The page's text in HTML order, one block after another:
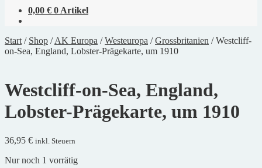
0,00 € 0 Artikel
Start / Shop /AK Europa /Westeuropa /Grossbritanien /Westcliff-
on-Sea, England, Lobster-Prägekarte, um 1910
Westcliff-on-Sea, England,
Lobster-Prägekarte, um 1910
36,95 € inkl. Steuern
Nur noch 1 vorrätig